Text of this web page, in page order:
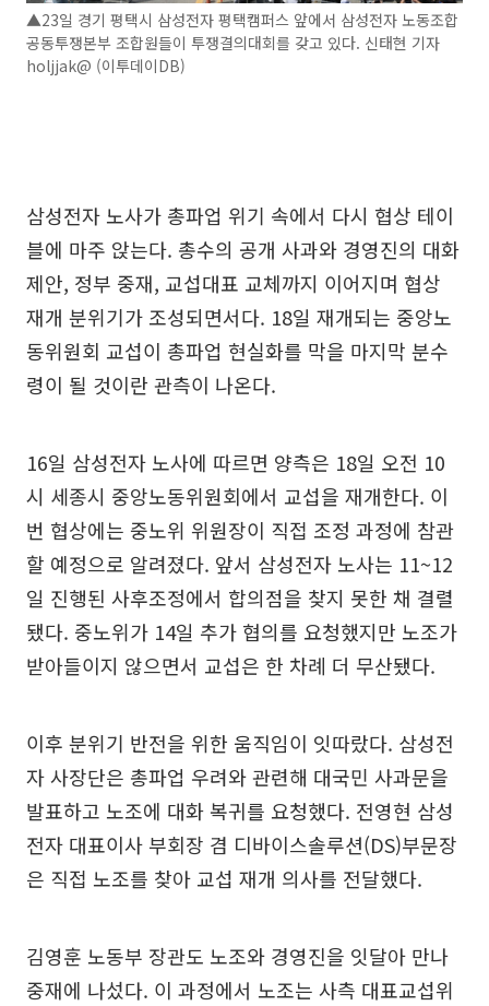
▲23일 경기 평택시 삼성전자 평택캠퍼스 앞에서 삼성전자 노동조합
공동투쟁본부 조합원들이 투쟁결의대회를 갖고 있다. 신태현 기자
holjjak@ (이투데이DB)
삼성전자 노사가 총파업 위기 속에서 다시 협상 테이
블에 마주 앉는다. 총수의 공개 사과와 경영진의 대화
제안, 정부 중재, 교섭대표 교체까지 이어지며 협상
재개 분위기가 조성되면서다. 18일 재개되는 중앙노
동위원회 교섭이 총파업 현실화를 막을 마지막 분수
령이 될 것이란 관측이 나온다.
16일 삼성전자 노사에 따르면 양측은 18일 오전 10
시 세종시 중앙노동위원회에서 교섭을 재개한다. 이
번 협상에는 중노위 위원장이 직접 조정 과정에 참관
할 예정으로 알려졌다. 앞서 삼성전자 노사는 11~12
일 진행된 사후조정에서 합의점을 찾지 못한 채 결렬
됐다. 중노위가 14일 추가 협의를 요청했지만 노조가
받아들이지 않으면서 교섭은 한 차례 더 무산됐다.
이후 분위기 반전을 위한 움직임이 잇따랐다. 삼성전
자 사장단은 총파업 우려와 관련해 대국민 사과문을
발표하고 노조에 대화 복귀를 요청했다. 전영현 삼성
전자 대표이사 부회장 겸 디바이스솔루션(DS)부문장
은 직접 노조를 찾아 교섭 재개 의사를 전달했다.
김영훈 노동부 장관도 노조와 경영진을 잇달아 만나
중재에 나섰다. 이 과정에서 노조는 사측 대표교섭위